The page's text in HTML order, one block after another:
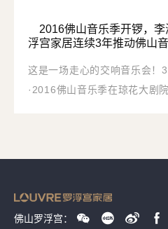
2016佛山音乐季开锣，李
浮宫家居连续3年推动佛山
这是一场走心的交响音乐会！
·2016佛山音乐季在琼花大剧
佛山罗浮宫：